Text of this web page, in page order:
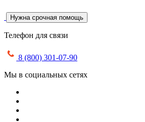
Нужна срочная помощь
Телефон для связи
8 (800) 301-07-90
Мы в социальных сетях